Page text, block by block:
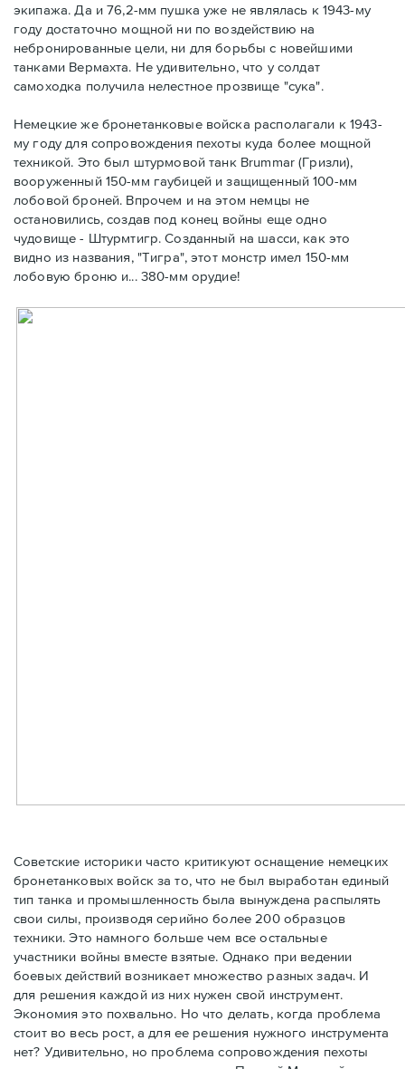
экипажа. Да и 76,2-мм пушка уже не являлась к 1943-му
году достаточно мощной ни по воздействию на
небронированные цели, ни для борьбы с новейшими
танками Вермахта. Не удивительно, что у солдат
самоходка получила нелестное прозвище "сука".
Немецкие же бронетанковые войска располагали к 1943-
му году для сопровождения пехоты куда более мощной
техникой. Это был штурмовой танк Brummar (Гризли),
вооруженный 150-мм гаубицей и защищенный 100-мм
лобовой броней. Впрочем и на этом немцы не
остановились, создав под конец войны еще одно
чудовище - Штурмтигр. Созданный на шасси, как это
видно из названия, "Тигра", этот монстр имел 150-мм
лобовую броню и... 380-мм орудие!
Советские историки часто критикуют оснащение немецких
бронетанковых войск за то, что не был выработан единый
тип танка и промышленность была вынуждена распылять
свои силы, производя серийно более 200 образцов
техники. Это намного больше чем все остальные
участники войны вместе взятые. Однако при ведении
боевых действий возникает множество разных задач. И
для решения каждой из них нужен свой инструмент.
Экономия это похвально. Но что делать, когда проблема
стоит во весь рост, а для ее решения нужного инструмента
нет? Удивительно, но проблема сопровождения пехоты